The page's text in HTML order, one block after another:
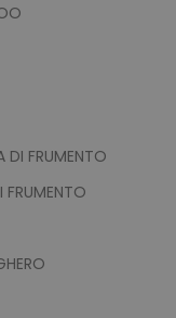
DI FRUMENTO
FRUMENTO